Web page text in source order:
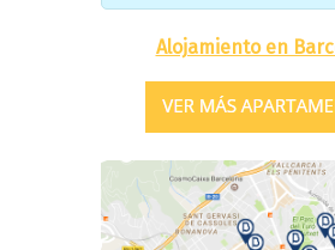
Alojamiento en